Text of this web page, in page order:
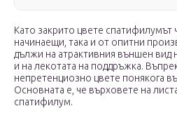
Като закрито цвете спатифилумът
начинаещи, така и от опитни
дължи на атрактивния външен вид
и на лекотата на поддръжка.
непретенциозно цвете понякога
Основната е, че върховете на
спатифилум.